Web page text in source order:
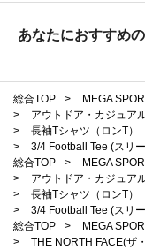
あなたにおすすめ
総合TOP > MEGA
>
アウトドア・カジュア
>
長袖Tシャツ（ロンT）
>
3/4 Football Tee (スリ
総合TOP
> MEGA
>
アウトドア・カジュア
>
長袖Tシャツ（ロンT）
>
3/4 Football Tee (スリ
総合TOP
>
MEGA
>
THE NORTH FACE(ザ